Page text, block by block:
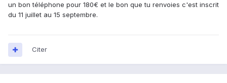
un bon téléphone pour 180€ et le bon que tu renvoies c'est inscrit
du 11 juillet au 15 septembre.
Citer